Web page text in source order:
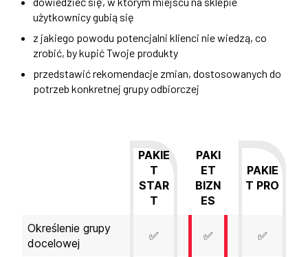
użytkownicy gubią się
z jakiego powodu potencjalni klienci nie wiedzą, co
zrobić, by kupić Twoje produkty
przedstawić rekomendacje zmian, dostosowanych do
potrzeb konkretnej grupy odbiorczej
PAKIE
T
STAR
T
PAKI
ET
BIZN
ES
PAKIE
T PRO
Określenie grupy
docelowej
✅ ✅ ✅